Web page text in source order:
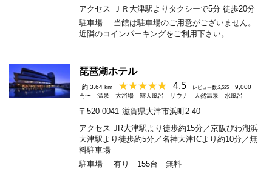
アクセス
ＪＲ大津駅よりタクシーで5分 徒歩20分
駐車場
当館は駐車場のご用意がございません。
近隣のコインパーキングをご利用下さい。
琵琶湖ホテル
約 3.64 km 4.5 レビュー数:2,525
9,000
円〜
温泉 大浴場 露天風呂 サウナ 天然温泉 水風呂
〒520-0041 滋賀県大津市浜町2-40
アクセス JR大津駅より徒歩約15分／京阪びわ湖浜
大津駅より徒歩約5分／名神大津ICより約10分／無
料駐車場
駐車場
有り 155台 無料